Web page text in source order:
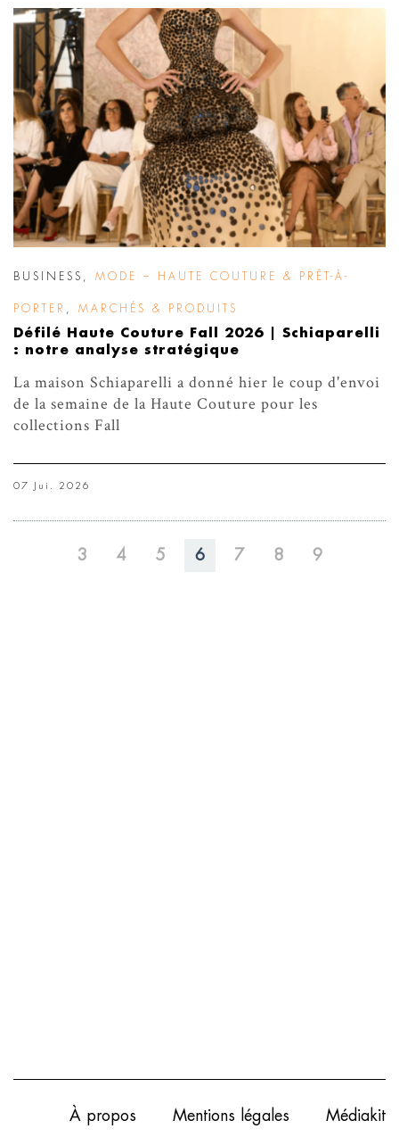
BUSINESS MODE – HAUTE COUTURE & PRÊT-À-
PORTER MARCHÉS & PRODUITS
Défilé Haute Couture Fall 2026 | Schiaparelli
: notre analyse stratégique
La maison Schiaparelli a donné hier le coup d'envoi
de la semaine de la Haute Couture pour les
collections Fall
07 Jui. 2026
3 4 5 6 7 8 9
À propos Mentions légales Médiakit